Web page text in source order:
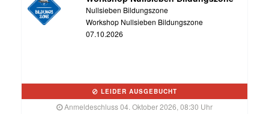
Nullsieben Bildungszone
Workshop Nullsieben Bildungszone
07.10.2026
LEIDER AUSGEBUCHT
Anmeldeschluss 04. Oktober 2026, 08:30 Uhr